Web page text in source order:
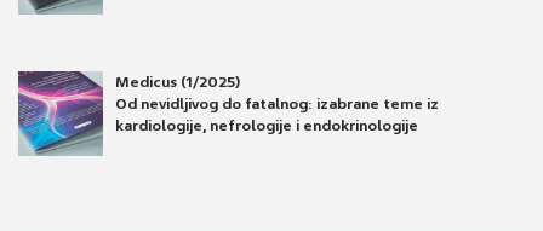
Medicus (1/2025)
Od nevidljivog do fatalnog: izabrane teme iz
kardiologije, nefrologije i endokrinologije